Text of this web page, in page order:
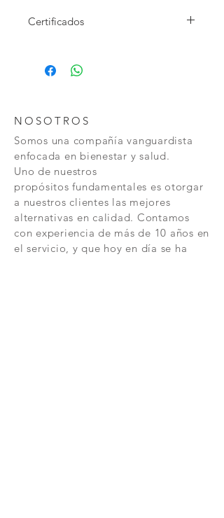
Certificados
RESPIRATORY PROTECTION GB2626-2006
PURIFYING PARTICLE RESPIRATOR.
QC CHECK✅
GTS TEST REPORT, GLOBAL TESTING
SERVICES CO LTD.
NOSOTROS
Somos una compañía vanguardista
enfocada en bienestar y salud.
Uno de nuestros
propósitos fundamentales es otorgar
a nuestros clientes las mejores
alternativas en calidad. Contamos
con experiencia de más de 10 años en
el servicio, y que hoy en día se ha